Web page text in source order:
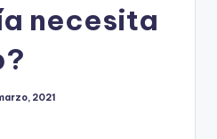
necesita
2021